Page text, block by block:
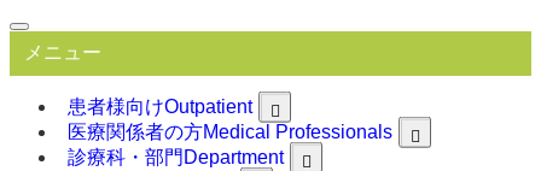
メニュー
患者様向けOutpatient
医療関係者の方Medical Professionals
診療科・部門 Department